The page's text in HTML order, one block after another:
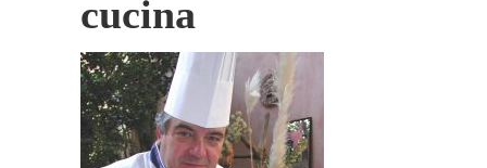
cucina